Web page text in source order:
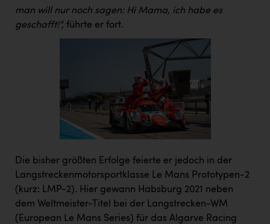
man will nur noch sagen: Hi Mama, ich habe es
geschafft!“, führte er fort.
Die bisher größten Erfolge feierte er jedoch in der
Langstreckenmotorsportklasse Le Mans Prototypen-2
(kurz: LMP-2). Hier gewann Habsburg 2021 neben
dem Weltmeister-Titel bei der Langstrecken-WM
(European Le Mans Series) für das Algarve Racing